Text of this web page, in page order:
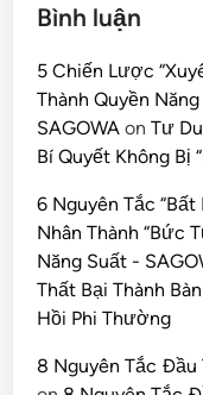
Bình luận
5 Chiến Lược
Thành Quyền
SAGOWA onTư
Bí Quyết Không Bị
6 Nguyên Tắc “Bất
Nhân Thành “Bức
Năng Suất -
Thất Bại Thành
Hồi Phi Thường
8 Nguyên Tắc Đầu